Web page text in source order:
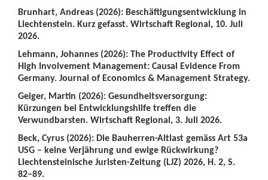
Brunhart, Andreas (2026): Beschäftigungsentwicklung in
Liechtenstein. Kurz gefasst. Wirtschaft Regional, 10. Juli
2026.
Lehmann, Johannes (2026): The Productivity Effect of
High Involvement Management: Causal Evidence From
Germany. Journal of Economics & Management Strategy.
Geiger, Martin (2026): Gesundheitsversorgung:
Kürzungen bei Entwicklungshilfe treffen die
Verwundbarsten. Wirtschaft Regional, 3. Juli 2026.
Beck, Cyrus (2026): Die Bauherren-Altlast gemäss Art 53a
USG – keine Verjährung und ewige Rückwirkung?
Liechtensteinische Juristen-Zeitung (LJZ) 2026, H. 2, S.
82–89.